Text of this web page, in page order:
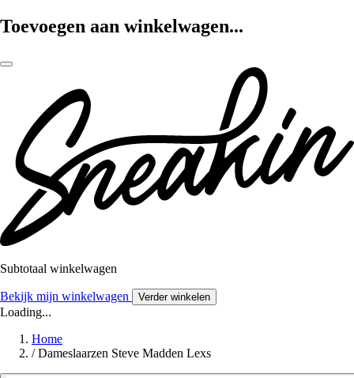
Toevoegen aan winkelwagen...
Subtotaal winkelwagen
Bekijk mijn winkelwagen Verder winkelen
Loading...
Home
/ Dameslaarzen Steve Madden Lexs